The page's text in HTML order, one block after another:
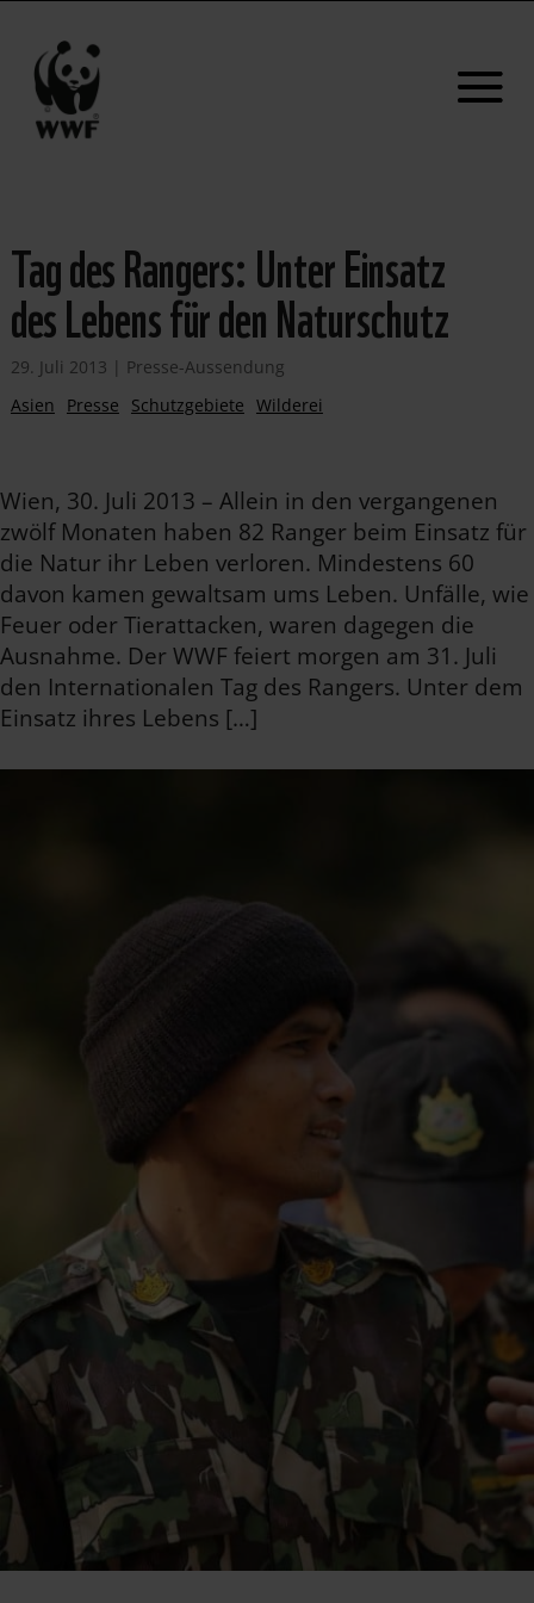
Tag des Rangers: Unter Einsatz
des Lebens für den Naturschutz
29. Juli 2013 | Presse-Aussendung
Asien
Presse Schutzgebiete Wilderei
Wien, 30. Juli 2013 – Allein in den vergangenen
zwölf Monaten haben 82 Ranger beim Einsatz für
die Natur ihr Leben verloren. Mindestens 60
davon kamen gewaltsam ums Leben. Unfälle, wie
Feuer oder Tierattacken, waren dagegen die
Ausnahme. Der WWF feiert morgen am 31. Juli
den Internationalen Tag des Rangers. Unter dem
Einsatz ihres Lebens […]